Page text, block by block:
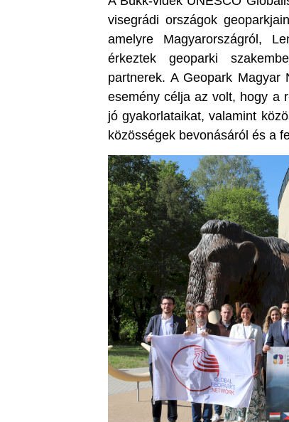
visegrádi országok
amelyre Magyarországról,
érkeztek geoparki
partnerek. A Geopark Magyar
esemény célja az volt, hogy a
jó gyakorlataikat, valamint
közösségek bevonásáról és a